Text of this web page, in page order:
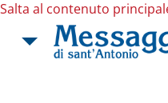
Salta al contenuto